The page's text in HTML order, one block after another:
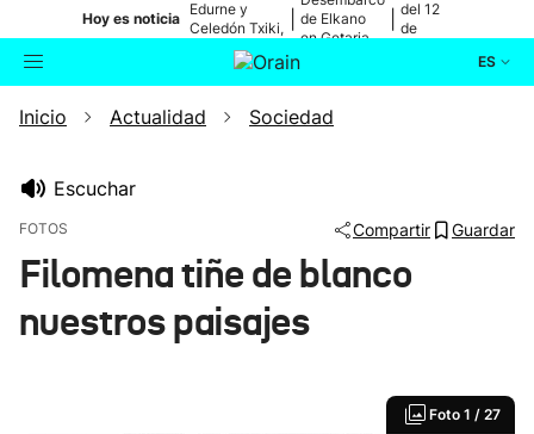
Hoy es noticia
Edurne y
Celedón Txiki,
en directo
de Elkano
en Getaria
del 12
de
ES
Buscador Actualidad
Ikusmiran
Inicio Actualidad Sociedad
Escuchar
FOTOS Compartir Guardar
Filomena tiñe de blanco
nuestros paisajes
Foto 1 / 27